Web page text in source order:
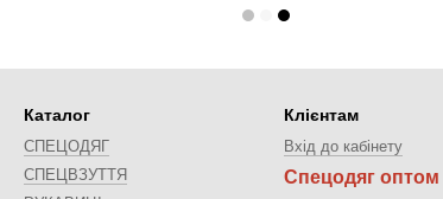
Каталог
СПЕЦОДЯГ
СПЕЦВЗУТТЯ
Клієнтам
Вхід до кабінету
Спецодяг оптом